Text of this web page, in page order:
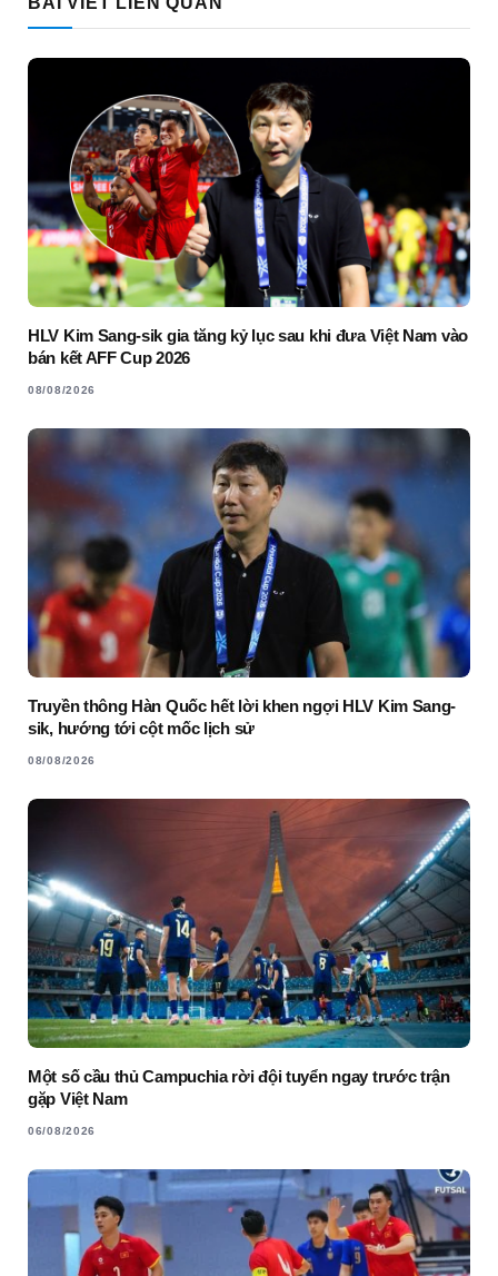
HLV Kim Sang-sik gia tăng kỷ lục sau khi đưa Việt Nam vào
bán kết AFF Cup 2026
08/08/2026
Truyền thông Hàn Quốc hết lời khen ngợi HLV Kim Sang-
sik, hướng tới cột mốc lịch sử
08/08/2026
Một số cầu thủ Campuchia rời đội tuyển ngay trước trận
gặp Việt Nam
06/08/2026